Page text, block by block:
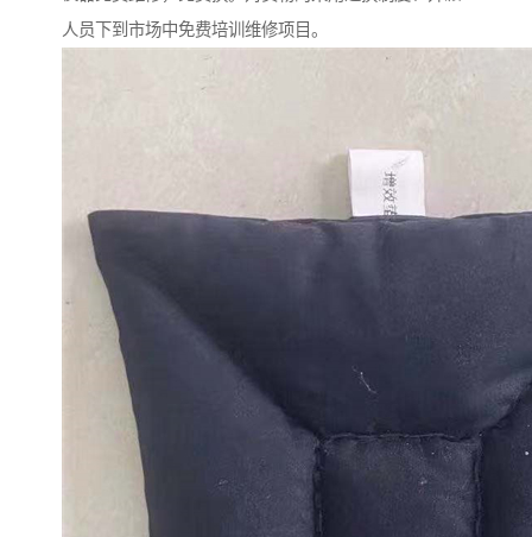
人员下到市场中免费培训维修项目。